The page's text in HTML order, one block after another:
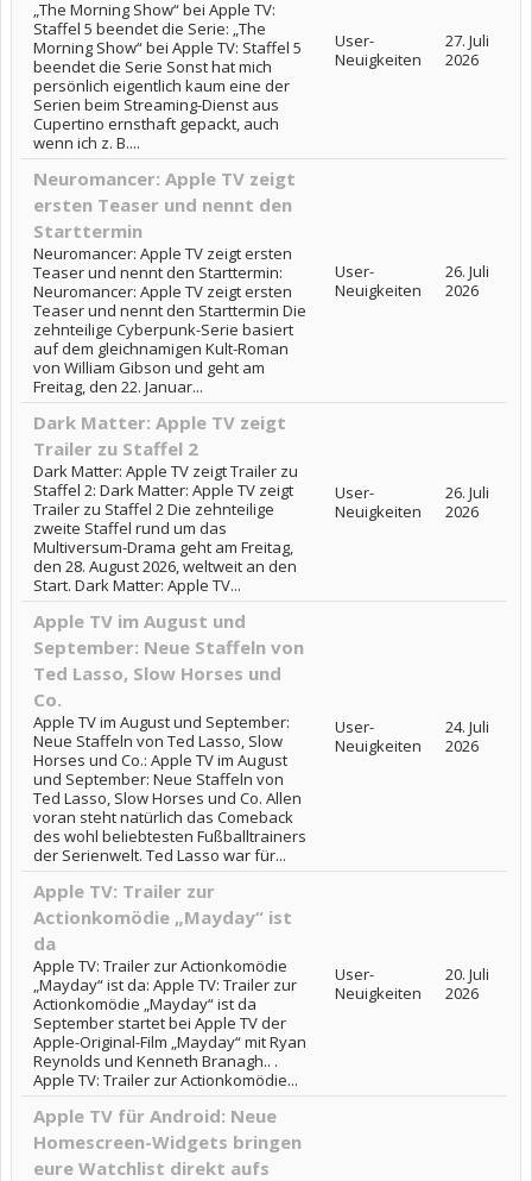
„The Morning Show“ bei Apple TV:
Staffel 5 beendet die Serie: „The
Morning Show“ bei Apple TV: Staffel 5
beendet die Serie Sonst hat mich
persönlich eigentlich kaum eine der
Serien beim Streaming-Dienst aus
Cupertino ernsthaft gepackt, auch
wenn ich z. B....
User-
Neuigkeiten
27. Juli
2026
Neuromancer: Apple TV zeigt
ersten Teaser und nennt den
Starttermin
Neuromancer: Apple TV zeigt ersten
Teaser und nennt den Starttermin:
Neuromancer: Apple TV zeigt ersten
Teaser und nennt den Starttermin Die
zehnteilige Cyberpunk-Serie basiert
auf dem gleichnamigen Kult-Roman
von William Gibson und geht am
Freitag, den 22. Januar...
User-
Neuigkeiten
26. Juli
2026
Dark Matter: Apple TV zeigt
Trailer zu Staffel 2
Dark Matter: Apple TV zeigt Trailer zu
Staffel 2: Dark Matter: Apple TV zeigt
Trailer zu Staffel 2 Die zehnteilige
zweite Staffel rund um das
Multiversum-Drama geht am Freitag,
den 28. August 2026, weltweit an den
Start. Dark Matter: Apple TV...
User-
Neuigkeiten
26. Juli
2026
Apple TV im August und
September: Neue Staffeln von
Ted Lasso, Slow Horses und
Co.
Apple TV im August und September:
Neue Staffeln von Ted Lasso, Slow
Horses und Co.: Apple TV im August
und September: Neue Staffeln von
Ted Lasso, Slow Horses und Co. Allen
voran steht natürlich das Comeback
des wohl beliebtesten Fußballtrainers
der Serienwelt. Ted Lasso war für...
User-
Neuigkeiten
24. Juli
2026
Apple TV: Trailer zur
Actionkomödie „Mayday“ ist
da
Apple TV: Trailer zur Actionkomödie
„Mayday“ ist da: Apple TV: Trailer zur
Actionkomödie „Mayday“ ist da
September startet bei Apple TV der
Apple-Original-Film „Mayday“ mit Ryan
Reynolds und Kenneth Branagh.. .
Apple TV: Trailer zur Actionkomödie...
User-
Neuigkeiten
20. Juli
2026
Apple TV für Android: Neue
Homescreen-Widgets bringen
eure Watchlist direkt aufs